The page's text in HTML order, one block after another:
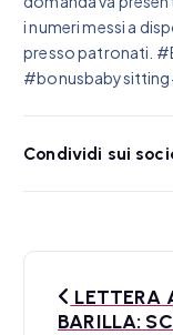
i numeri messi a
presso patronati.
Condividi sui
LETTERA
BARILLA: